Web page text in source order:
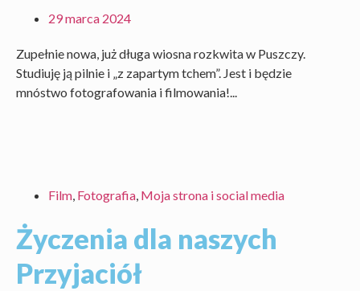
29 marca 2024
Zupełnie nowa, już długa wiosna rozkwita w Puszczy.
Studiuję ją pilnie i „z zapartym tchem”. Jest i będzie
mnóstwo fotografowania i filmowania!...
Film, Fotografia, Moja strona i social media
Życzenia dla naszych
Przyjaciół